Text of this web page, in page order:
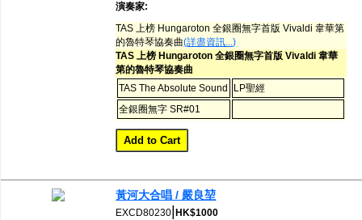
演奏家:
TAS 上榜 Hungaroton 全銀圈無字首版 Vivaldi 韋華第
的魯特琴協奏曲(詳盡資訊...)
TAS 上榜 Hungaroton 全銀圈無字首版 Vivaldi 韋華
第的魯特琴協奏曲
TAS The Absolute Sound
LP聖經
全銀圈無字 SR#01
黃河大合唱 / 嚴良堃
EXCD80230 |HK$1000